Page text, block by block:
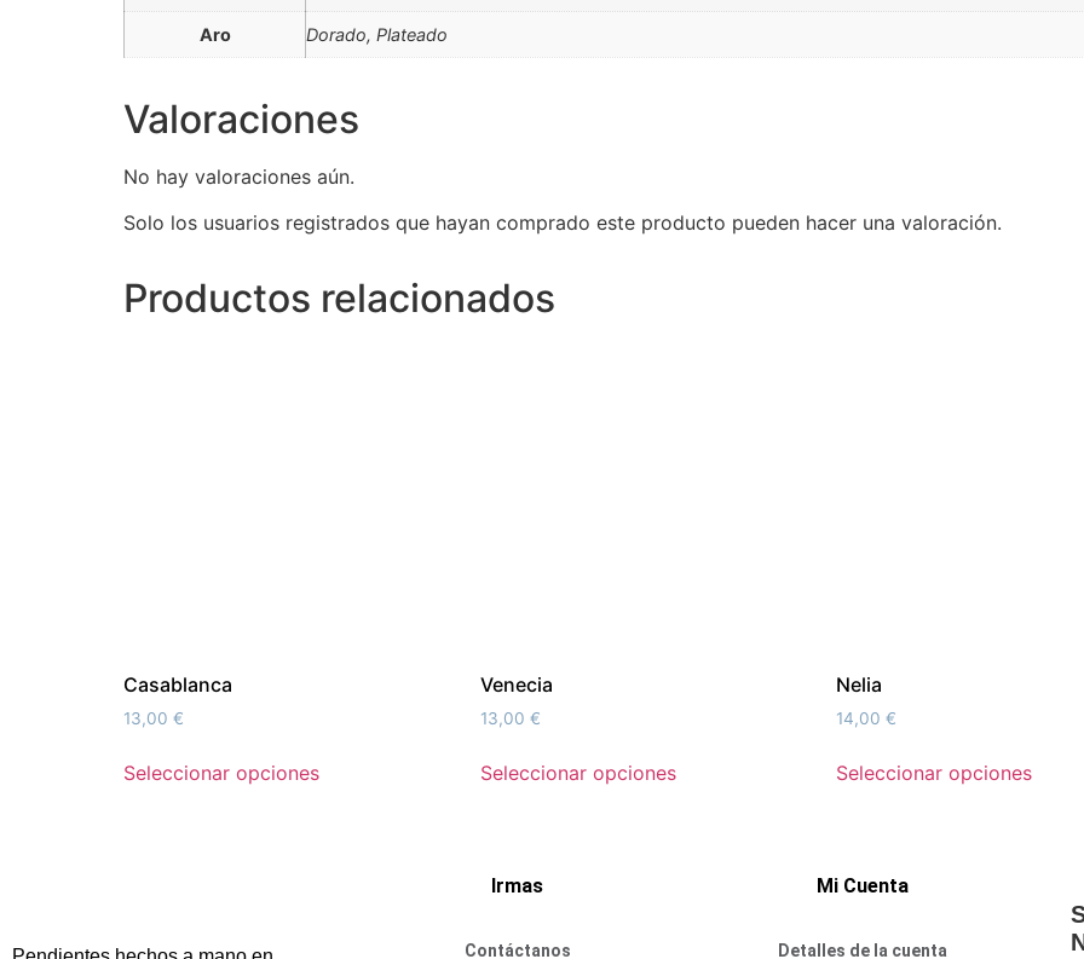
Aro Dorado, Plateado
Valoraciones
No hay valoraciones aún.
Solo los usuarios registrados que hayan comprado este producto pueden hacer una valoración.
Productos relacionados
Casablanca
13,00 €
Seleccionar opciones
Venecia
13,00 €
Seleccionar opciones
Nelia
14,00€
Seleccionar opciones
Irmas
Contáctanos
Mi Cuenta
Detalles de la cuenta